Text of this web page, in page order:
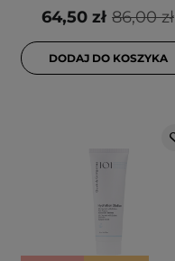
86,00 zł
64,50 zł
DODAJ DO KOSZYKA